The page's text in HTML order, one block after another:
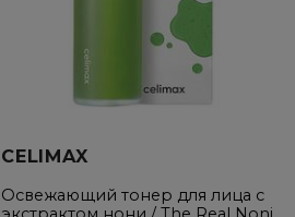
CELIMAX
Освежающий тонер для лица с